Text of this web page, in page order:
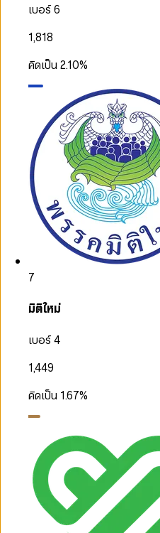
เบอร์ 6
1,818
คิดเป็น2.10%
7
มิติใหม่
เบอร์ 4
1,449
คิดเป็น 1.67%